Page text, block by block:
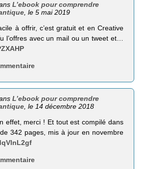
L’ebook pour comprendre
, le 5 mai 2019
à offrir, c’est gratuit et en Creative
l’offres avec un mail ou un tweet et…
L’ebook pour comprendre
, le 14 décembre 2018
effet, merci ! Et tout est compilé dans
342 pages, mis à jour en novembre